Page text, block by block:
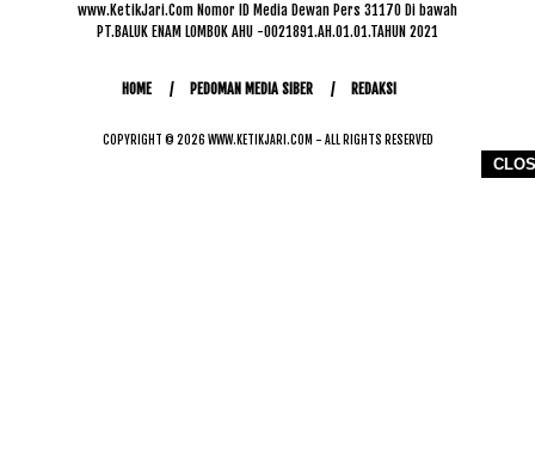
www.KetikJari.Com Nomor ID Media Dewan Pers 31170 Di bawah
PT.BALUK ENAM LOMBOK AHU -0021891.AH.01.01.TAHUN 2021
HOME PEDOMAN MEDIA SIBER REDAKSI
COPYRIGHT © 2026 WWW.KETIKJARI.COM - ALL RIGHTS RESERVED